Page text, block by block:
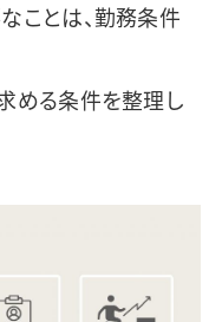
ことは、勤務条件
める条件を整理し